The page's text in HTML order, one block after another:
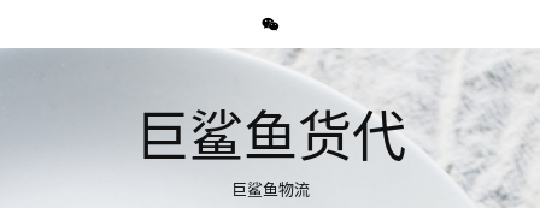
巨鲨鱼货代
巨鲨鱼物流